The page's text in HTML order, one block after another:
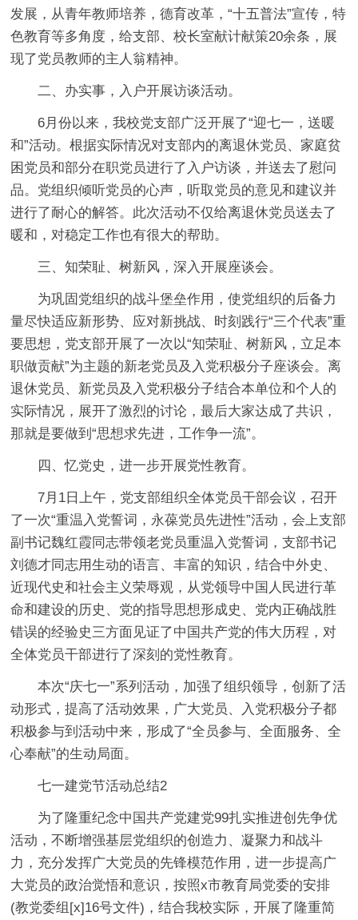
发展，从青年教师培养，德育改革，“十五普法”宣传，特
色教育等多角度，给支部、校长室献计献策20余条，展
现了党员教师的主人翁精神。
二、办实事，入户开展访谈活动。
6月份以来，我校党支部广泛开展了“迎七一，送暖
和”活动。根据实际情况对支部内的离退休党员、家庭贫
困党员和部分在职党员进行了入户访谈，并送去了慰问
品。党组织倾听党员的心声，听取党员的意见和建议并
进行了耐心的解答。此次活动不仅给离退休党员送去了
暖和，对稳定工作也有很大的帮助。
三、知荣耻、树新风，深入开展座谈会。
为巩固党组织的战斗堡垒作用，使党组织的后备力
量尽快适应新形势、应对新挑战、时刻践行“三个代表”重
要思想，党支部开展了一次以“知荣耻、树新风，立足本
职做贡献”为主题的新老党员及入党积极分子座谈会。离
退休党员、新党员及入党积极分子结合本单位和个人的
实际情况，展开了激烈的讨论，最后大家达成了共识，
那就是要做到“思想求先进，工作争一流”。
四、忆党史，进一步开展党性教育。
7月1日上午，党支部组织全体党员干部会议，召开
了一次“重温入党誓词，永葆党员先进性”活动，会上支部
副书记魏红霞同志带领老党员重温入党誓词，支部书记
刘德才同志用生动的语言、丰富的知识，结合中外史、
近现代史和社会主义荣辱观，从党领导中国人民进行革
命和建设的历史、党的指导思想形成史、党内正确战胜
错误的经验史三方面见证了中国共产党的伟大历程，对
全体党员干部进行了深刻的党性教育。
本次“庆七一”系列活动，加强了组织领导，创新了活
动形式，提高了活动效果，广大党员、入党积极分子都
积极参与到活动中来，形成了“全员参与、全面服务、全
心奉献”的生动局面。
七一建党节活动总结2
为了隆重纪念中国共产党建党99扎实推进创先争优
活动，不断增强基层党组织的创造力、凝聚力和战斗
力，充分发挥广大党员的先锋模范作用，进一步提高广
大党员的政治觉悟和意识，按照x市教育局党委的安排
(教党委组[x]16号文件)，结合我校实际，开展了隆重简